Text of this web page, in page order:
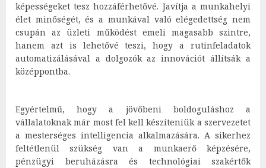
képességeket tesz hozzáférhetővé. Javítja a munkahelyi
élet minőségét, és a munkával való elégedettség nem
csupán az üzleti működést emeli magasabb szintre,
hanem azt is lehetővé teszi, hogy a rutinfeladatok
automatizálásával a dolgozók az innovációt állítsák a
középpontba.
Egyértelmű, hogy a jövőbeni boldoguláshoz a
vállalatoknak már most fel kell készíteniük a szervezetet
a mesterséges intelligencia alkalmazására. A sikerhez
feltétlenül szükség van a munkaerő képzésére,
pénzügyi beruházásra és technológiai szakértők